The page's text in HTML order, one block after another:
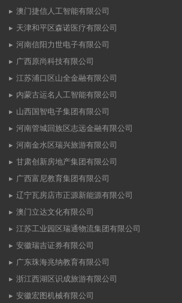
澳门捷信人工智能有限公司
天津和平区森诺医疗有限公司
河南信阳力世电子有限公司
广西原尚科技有限公司
江苏浦口区山全金融有限公司
内蒙古运名人工智能有限公司
山西国智电子集团有限公司
河南管城回族区志远金融有限公司
河南金水区瑞兴旅游有限公司
甘肃创新房地产集团有限公司
广西富尼教育集团有限公司
辽宁瓦房店市正源新能源有限公司
澳门立达文化有限公司
江苏工业园区瑞通物流集团有限公司
安徽瑞吉证券有限公司
广东珠海兆纳教育有限公司
浙江西湖区识成旅游有限公司
安徽宏图机械有限公司